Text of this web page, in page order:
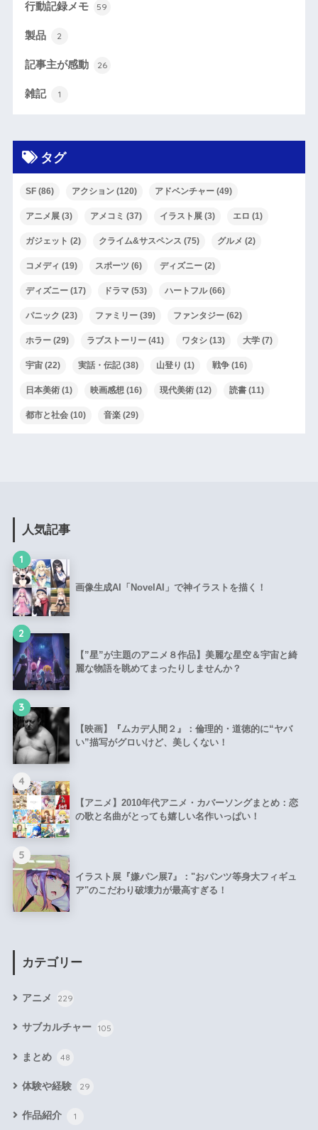
行動記録メモ 59
製品 2
記事主が感動 26
雑記 1
タグ
SF(86) アクション(120) アドベンチャー(49)
アニメ展(3) アメコミ (37) イラスト展(3) エロ (1)
ガジェット (2) クライム&サスペンス (75) グルメ (2)
コメディ (19) スポーツ (6) ディズニー(2)
ディズニー(17) ドラマ(53) ハートフル(66)
パニック (23) ファミリー(39) ファンタジー(62)
ホラー(29) ラブストーリー(41) ワタシ(13) 大学(7)
宇宙(22) 実話・伝記(38) 山登り (1) 戦争(16)
日本美術(1) 映画感想(16) 現代美術(12) 読書(11)
都市と社会(10) 音楽(29)
人気記事
1
画像生成AI「NovelAI」で神イラストを描く！
2
【”星”が主題のアニメ８作品】美麗な星空＆宇宙と綺
麗な物語を眺めてまったりしませんか？
3
【映画】『ムカデ人間２』：倫理的・道徳的に“ヤバ
い”描写がグロいけど、美しくない！
4
【アニメ】2010年代アニメ・カバーソングまとめ：恋
の歌と名曲がとっても嬉しい名作いっぱい！
5
イラスト展『嫌パン展7』："おパンツ等身大フィギュ
ア"のこだわり破壊力が最高すぎる！
カテゴリー
アニメ 229
サブカルチャー 105
まとめ 48
体験や経験 29
作品紹介 1